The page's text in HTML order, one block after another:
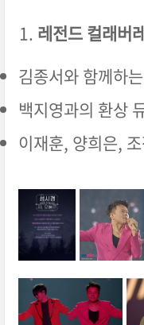
레전드 컬래버
김종서와 함께하
백지영과의 환상
이재훈, 양희은,